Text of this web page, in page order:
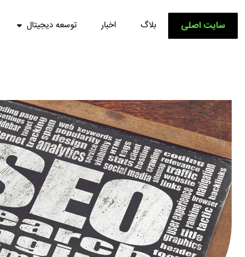
سایت اصلی بلاگ اخبار توسعه دیجیتال